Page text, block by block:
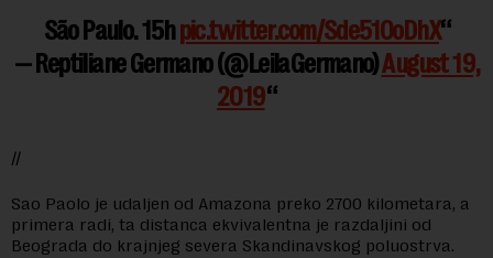
São Paulo. 15hpic.twitter.com/Sde510oDhX
— Reptiliane Germano (@LeilaGermano)August 19,
2019
//
Sao Paolo je udaljen od Amazona preko 2700 kilometara, a
primera radi, ta distanca ekvivalentna je razdaljini od
Beograda do krajnjeg severa Skandinavskog poluostrva.